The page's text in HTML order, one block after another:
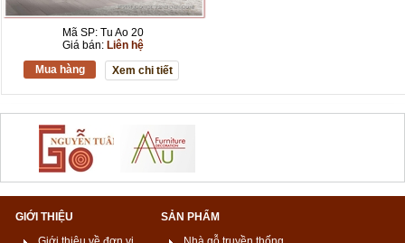
Mã SP: Tu Ao 20
Giá bán: Liên hệ
Mua hàng
Xem chi tiết
GIỚI THIỆU
SẢN PHẨM